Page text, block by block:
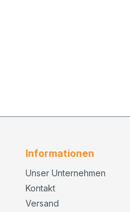
Informationen
Unser Unternehmen
Kontakt
Versand